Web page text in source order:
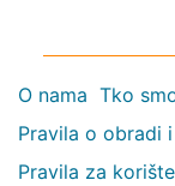
O nama Tko
Pravila o obradi
Pravila za